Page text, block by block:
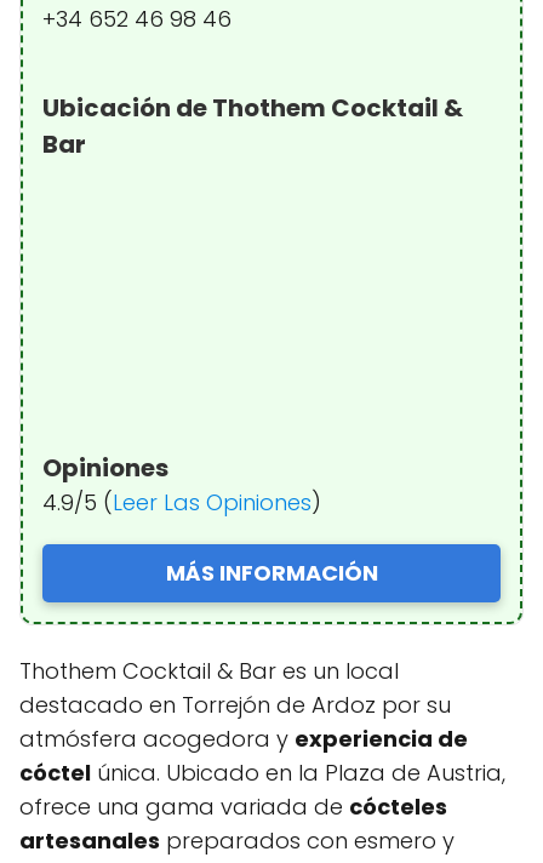
+34 652 46 98 46
Ubicación de Thothem Cocktail &
Bar
Opiniones
4.9/5 (Leer Las Opiniones)
MÁS INFORMACIÓN
Thothem Cocktail & Bar es un local
destacado en Torrejón de Ardoz por su
atmósfera acogedora y experiencia de
cóctel única. Ubicado en la Plaza de Austria,
ofrece una gama variada de cócteles
artesanales preparados con esmero y